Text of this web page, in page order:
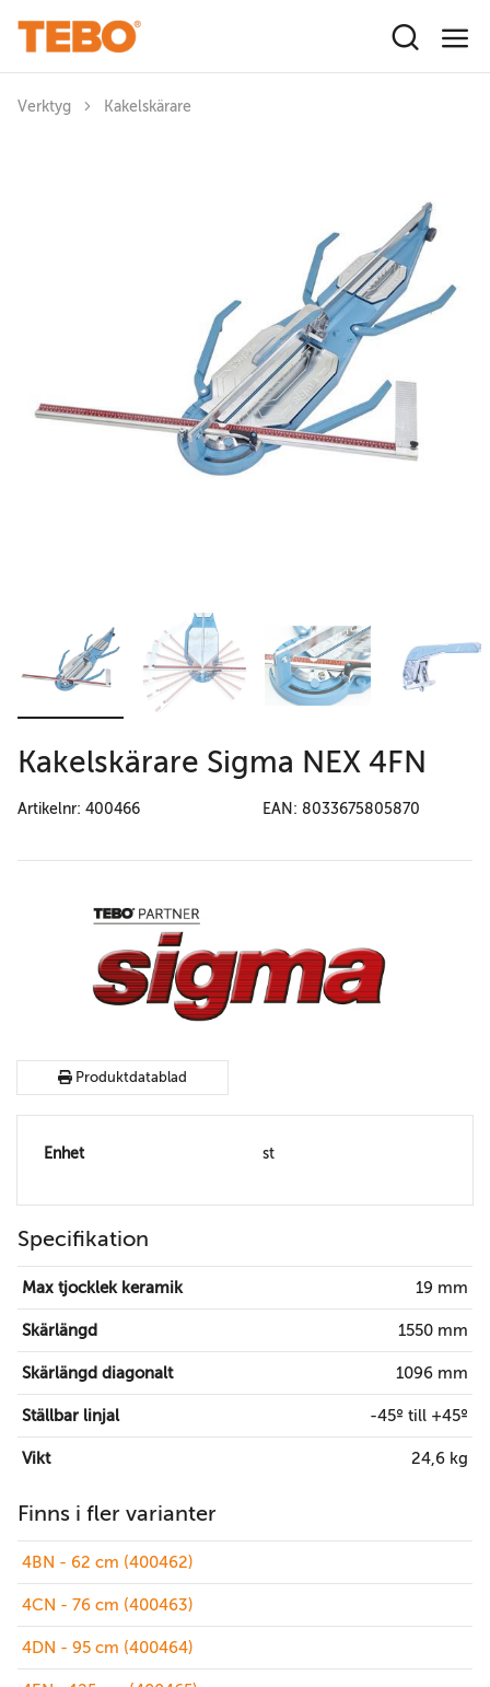
Verktyg Kakelskärare
Kakelskärare Sigma NEX 4FN
Artikelnr: 400466 EAN: 8033675805870
Produktdatablad
Enhet st
Specifikation
Max tjocklek keramik 19 mm
Skärlängd 1550 mm
Skärlängd diagonalt 1096 mm
Ställbar linjal -45º till +45º
Vikt 24,6 kg
Finns i fler varianter
4BN - 62 cm (400462)
4CN - 76 cm (400463)
4DN - 95 cm (400464)